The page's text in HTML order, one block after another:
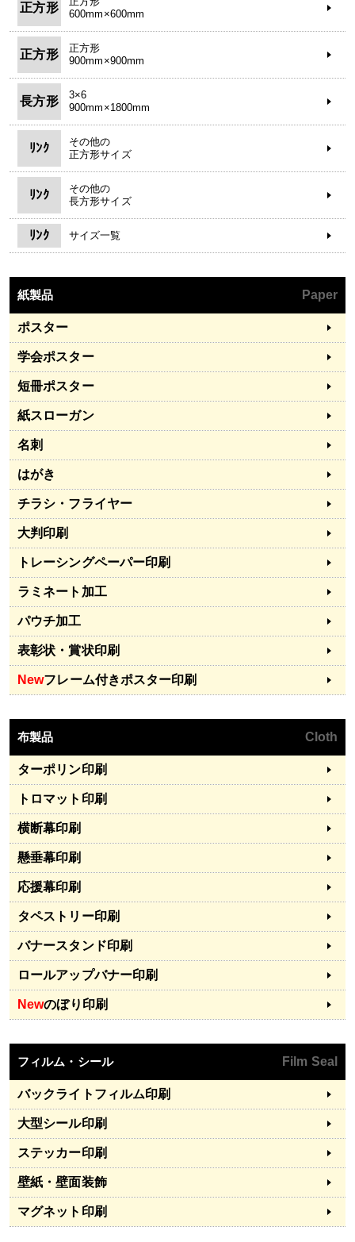
正方形
600mm×600mm
正方形
正方形
900mm×900mm
長方形
3×6
900mm×1800mm
ﾘﾝｸ
その他の
正方形サイズ
ﾘﾝｸ
その他の
長方形サイズ
ﾘﾝｸ サイズ一覧
紙製品 Paper
ポスター
学会ポスター
短冊ポスター
紙スローガン
名刺
はがき
チラシ・フライヤー
大判印刷
トレーシングペーパー印刷
ラミネート加工
パウチ加工
表彰状・賞状印刷
Newフレーム付きポスター印刷
布製品 Cloth
ターポリン印刷
トロマット印刷
横断幕印刷
懸垂幕印刷
応援幕印刷
タペストリー印刷
バナースタンド印刷
ロールアップバナー印刷
Newのぼり印刷
フィルム・シール Film Seal
バックライトフィルム印刷
大型シール印刷
ステッカー印刷
壁紙・壁面装飾
マグネット印刷